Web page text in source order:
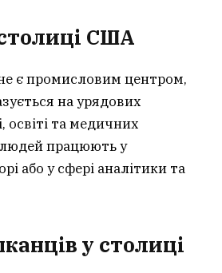
США
є промисловим центром,
на урядових
освіті та медичних
працюють у
або у сфері аналітики та
у столиці